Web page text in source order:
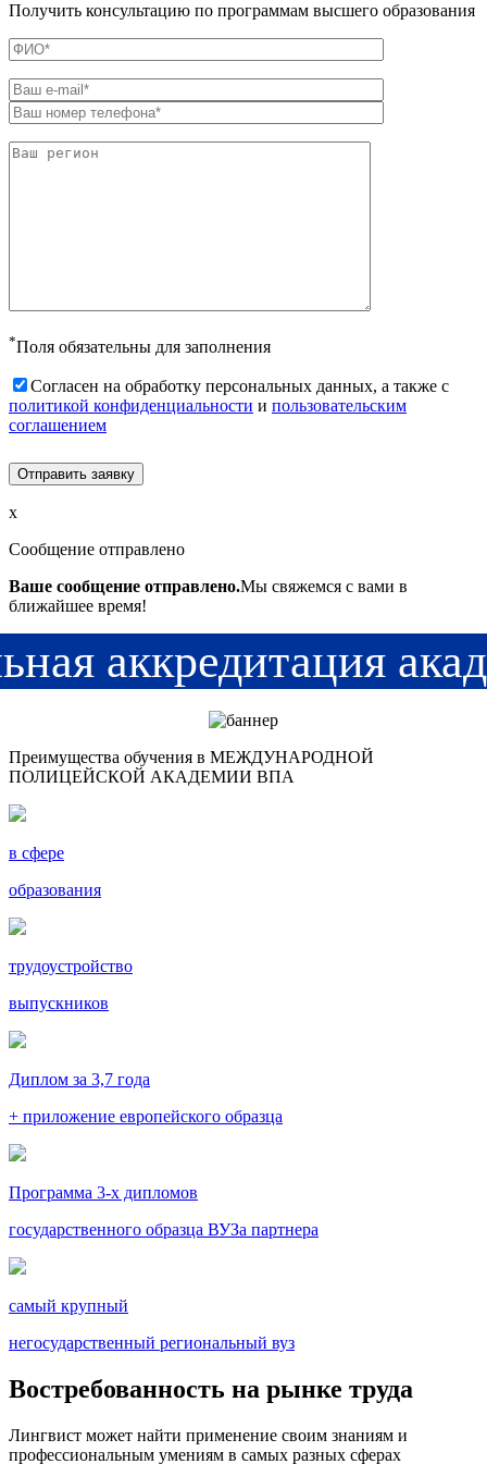
Получить консультацию по программам высшего образования
*Поля обязательны для заполнения
Согласен на обработку персональных данных, а также с
политикой конфиденциальности и пользовательским
соглашением
x
Сообщение отправлено
Ваше сообщение отправлено.Мы свяжемся с вами в
ближайшее время!
аккредитация
Преимущества обучения в МЕЖДУНАРОДНОЙ
ПОЛИЦЕЙСКОЙ АКАДЕМИИ ВПА
в сфере
образования
трудоустройство
выпускников
Диплом за 3,7 года
+ приложение европейского образца
Программа 3-х дипломов
государственного образца ВУЗа партнера
самый крупный
негосударственный региональный вуз
Востребованность на рынке труда
Лингвист может найти применение своим знаниям и
профессиональным умениям в самых разных сферах